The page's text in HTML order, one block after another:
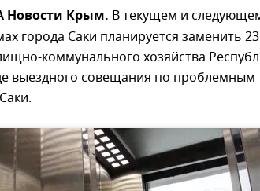
Крым. В текущем и
города Саки планируется заменить 23
коммунального хозяйства
выездного совещания по проблемным